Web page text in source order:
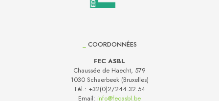
COORDONNÉES
FEC ASBL
Chaussée de Haecht, 579
1030 Schaerbeek (Bruxelles)
Tél.: +32(0)2/244.32.54
Email: info@fecasbl.be